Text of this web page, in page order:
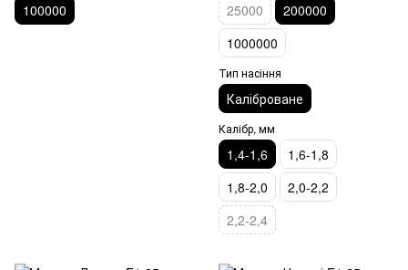
100000
25000
200000
1000000
Тип насіння
Каліброване
Калібр, мм
1,4-1,6
1,6-1,8
1,8-2,0
2,0-2,2
2,2-2,4